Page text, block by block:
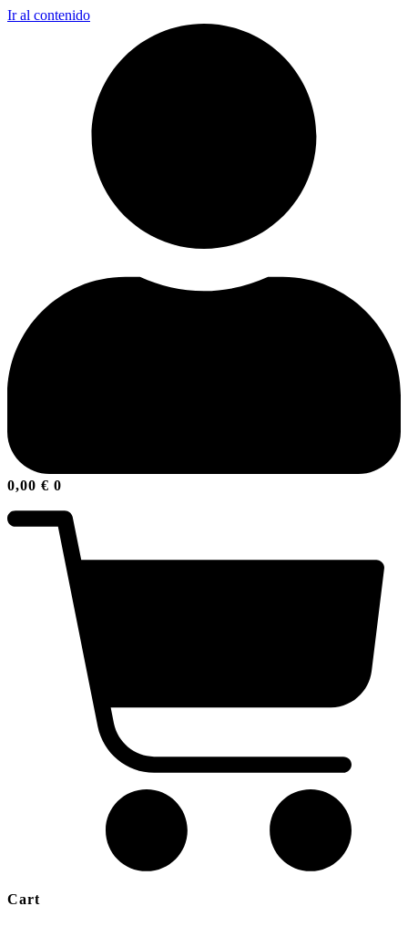
Ir al contenido
0,00 € 0
Cart